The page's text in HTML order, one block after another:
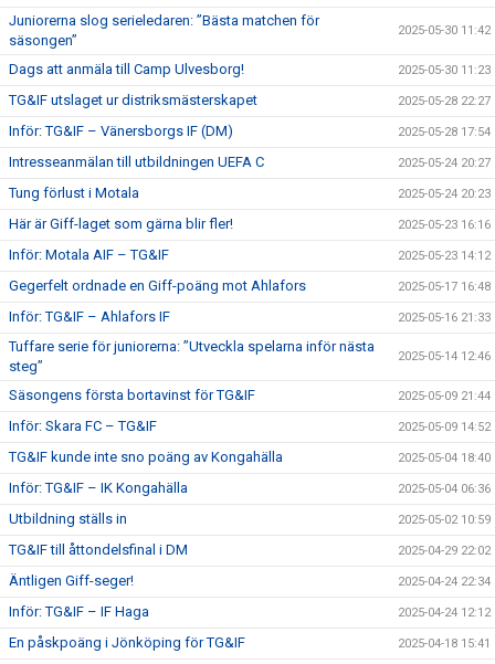
Juniorerna slog serieledaren: ”Bästa matchen för
säsongen”
2025-05-30 11:42
Dags att anmäla till Camp Ulvesborg! 2025-05-30 11:23
TG&IF utslaget ur distriksmästerskapet 2025-05-28 22:27
Inför: TG&IF – Vänersborgs IF (DM) 2025-05-28 17:54
Intresseanmälan till utbildningen UEFA C 2025-05-24 20:27
Tung förlust i Motala 2025-05-24 20:23
Här är Giff-laget som gärna blir fler! 2025-05-23 16:16
Inför: Motala AIF – TG&IF 2025-05-23 14:12
Gegerfelt ordnade en Giff-poäng mot Ahlafors 2025-05-17 16:48
Inför: TG&IF – Ahlafors IF 2025-05-16 21:33
Tuffare serie för juniorerna: ”Utveckla spelarna inför nästa
steg”
2025-05-14 12:46
Säsongens första bortavinst för TG&IF 2025-05-09 21:44
Inför: Skara FC – TG&IF 2025-05-09 14:52
TG&IF kunde inte sno poäng av Kongahälla 2025-05-04 18:40
Inför: TG&IF – IK Kongahälla 2025-05-04 06:36
Utbildning ställs in 2025-05-02 10:59
TG&IF till åttondelsfinal i DM 2025-04-29 22:02
Äntligen Giff-seger! 2025-04-24 22:34
Inför: TG&IF – IF Haga 2025-04-24 12:12
En påskpoäng i Jönköping för TG&IF 2025-04-18 15:41